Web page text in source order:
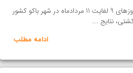
خانه کشتی | رقابت های کشتی آزاد نوجوانان قهرمانی جهان روزهای 9 لغایت 11 مردادماه در شهر باکو کشور
نتایج ...
ادامه مطلب